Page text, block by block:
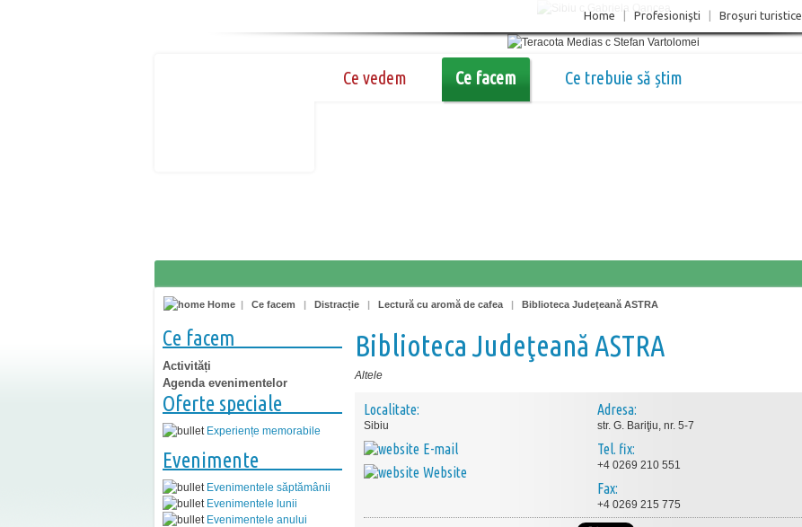
Home Profesionişti Broşuri turistice
Ce vedem Ce facem Ce trebuie să știm
Home | Ce facem | Distracție | Lectură cu aromă de cafea | Biblioteca Judeţeană ASTRA
Ce facem
Activități
Agenda evenimentelor
Oferte speciale
Experiențe memorabile
Evenimente
Evenimentele săptămânii
Evenimentele lunii
Evenimentele anului
Biblioteca Judeţeană ASTRA
Altele
Localitate:
Sibiu
E-mail
Website
Adresa:
str. G. Bariţiu, nr. 5-7
Tel. fix:
+4 0269 210 551
Fax:
+4 0269 215 775